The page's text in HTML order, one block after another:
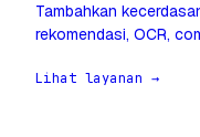
Tambahkan
rekomendasi, OCR,
Lihat layanan →